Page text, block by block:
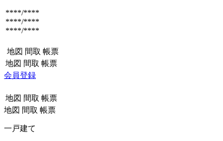
****/****
****/****
****/****
地図 間取 帳票
地図 間取 帳票
会員登録
地図 間取 帳票
地図 間取 帳票
一戸建て